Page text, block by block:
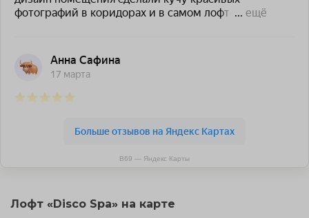
В69 — Яндекс Карты
Лофт «Disco Spa» на карте